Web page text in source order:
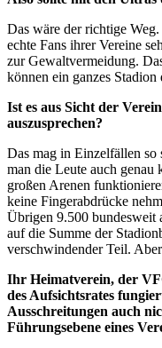
Das wäre der richtige
echte Fans ihrer Vereine
zur Gewaltvermeidung.
können ein ganzes
Ist es aus Sicht der
auszusprechen?
Das mag in Einzelfällen so
man die Leute auch
großen Arenen
keine Fingerabdrücke
Übrigen 9.500 bundesweit
auf die Summe der
verschwindender Teil.
Ihr Heimatverein, der
des Aufsichtsrates
Ausschreitungen auch
Führungsebene eines